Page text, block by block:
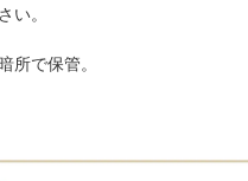
い。
所で保管。